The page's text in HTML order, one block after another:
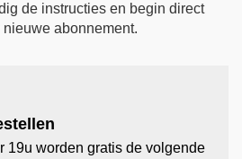
de instructies en begin direct
abonnement.
19u worden gratis de volgende